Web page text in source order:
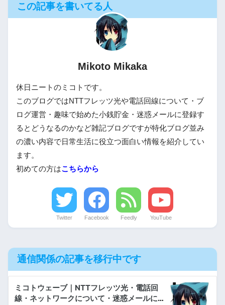
この記事を書いてる人
Mikoto Mikaka
休日ニートのミコトです。
このブログではNTTフレッツ光や電話回線について・ブ
ログ運営・趣味で始めた小銭貯金・迷惑メールに登録す
るとどうなるのかなど雑記ブログですが特化ブログ並み
の濃い内容で日常生活に役立つ面白い情報を紹介してい
ます。
初めての方はこちらから
Twitter Facebook Feedly YouTube
通信関係の記事を移行中です